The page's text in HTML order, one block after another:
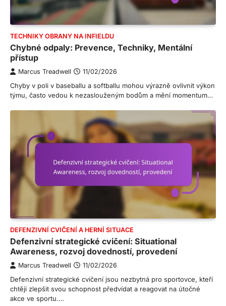
TECHNIKY OBRANY NA INFIELDU
Chybné odpaly: Prevence, Techniky, Mentální
přístup
Marcus Treadwell 11/02/2026
Chyby v poli v baseballu a softballu mohou výrazně ovlivnit výkon
týmu, často vedou k nezaslouženým bodům a mění momentum…
DEFENZIVNÍ CVIČENÍ A HERNÍ SITUACE
Defenzivní strategické cvičení: Situational
Awareness, rozvoj dovedností, provedení
Marcus Treadwell 11/02/2026
Defenzivní strategické cvičení jsou nezbytná pro sportovce, kteří
chtějí zlepšit svou schopnost předvídat a reagovat na útočné
akce ve sportu.…